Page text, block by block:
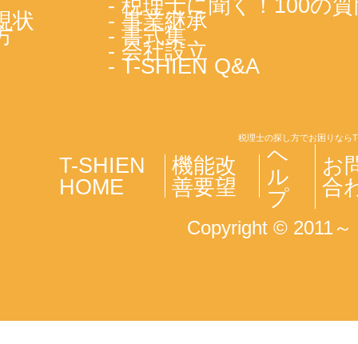
状 - 事業継承
- 書式集
- 会社設立
- T-SHIEN Q&A
税理士の探し方でお困りなら
T-SHIEN
HOME
機能改
善要望
ヘ
ル
プ
お
合
Copyright © 2011